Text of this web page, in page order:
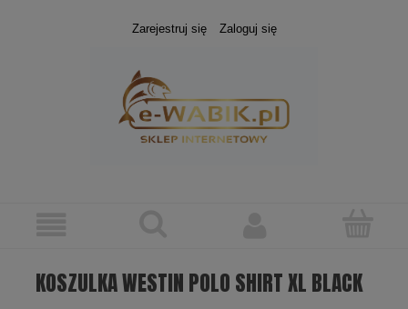
Zarejestruj się Zaloguj się
KOSZULKA WESTIN POLO SHIRT XL BLACK